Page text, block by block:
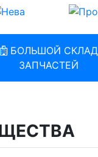
БОЛЬШОЙ СКЛАД
ЗАПЧАСТЕЙ